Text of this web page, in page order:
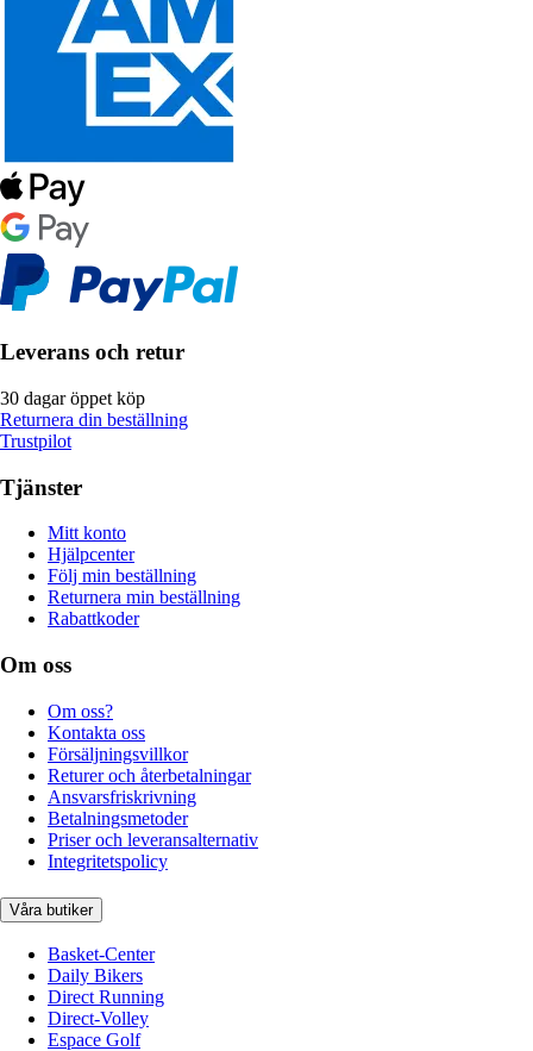
Leverans och retur
30 dagar öppet köp
Returnera din beställning
Trustpilot
Tjänster
Mitt konto
Hjälpcenter
Följ min beställning
Returnera min beställning
Rabattkoder
Om oss
Om oss?
Kontakta oss
Försäljningsvillkor
Returer och återbetalningar
Ansvarsfriskrivning
Betalningsmetoder
Priser och leveransalternativ
Integritetspolicy
Våra butiker
Basket-Center
Daily Bikers
Direct Running
Direct-Volley
Espace Golf